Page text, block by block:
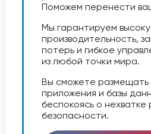
Поможем перенести
Мы гарантируем
производительность,
потерь и гибкое
из любой точки мира.
Вы сможете размещать
приложения и базы
беспокоясь о нехватке
безопасности.